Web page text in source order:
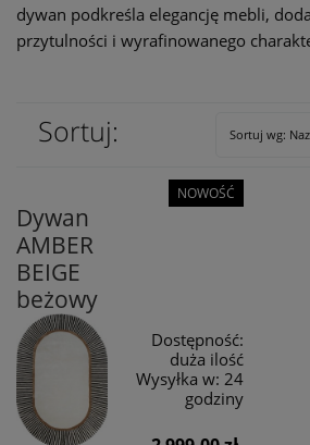
dywan podkreśla elegancję mebli,
przytulności i wyrafinowanego
Sortuj: Sortuj wg:
Dywan
AMBER
BEIGE
beżowy
Dostępność:
duża ilość
Wysyłka w: 24
godziny
NOWOŚĆ